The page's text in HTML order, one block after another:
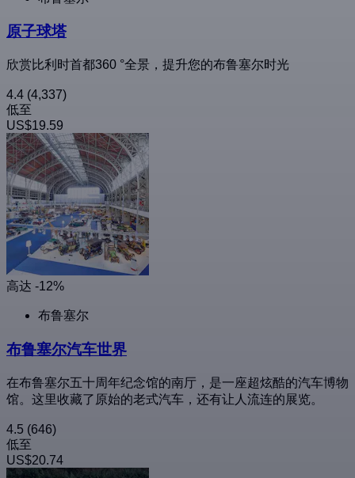
原子球塔
欣赏比利时首都360 °全景，提升您的布鲁塞尔时光
4.4 (4,337)
低至
US$19.59
高达 -12%
布鲁塞尔
布鲁塞尔汽车世界
在布鲁塞尔五十周年纪念馆的南厅，是一座超炫酷的汽车博物
馆。这里收藏了原始的老式汽车，还有让人流连的展览。
4.5 (646)
低至
US$20.74